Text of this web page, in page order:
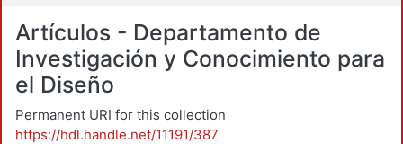
Artículos - Departamento de
Investigación y Conocimiento para
el Diseño
Permanent URI for this collection
https://hdl.handle.net/11191/387